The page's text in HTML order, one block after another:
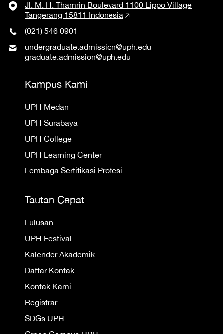
Jl. M. H. Thamrin Boulevard 1100 Lippo Village
Tangerang 15811 Indonesia
(021) 546 0901
undergraduate.admission@uph.edu
graduate.admission@uph.edu
Kampus Kami
UPH Medan
UPH Surabaya
UPH College
UPH Learning Center
Lembaga Sertifikasi Profesi
Tautan Cepat
Lulusan
UPH Festival
Kalender Akademik
Daftar Kontak
Kontak Kami
Registrar
SDGs UPH